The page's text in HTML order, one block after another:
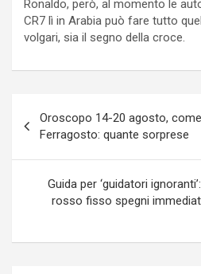
Ronaldo, però, al momento le
CR7 lì in Arabia può fare tutto
volgari, sia il segno della croce.
articoli
Oroscopo 14-20 agosto,
Ferragosto: quante sorprese
Guida per ‘guidatori
rosso fisso spegni